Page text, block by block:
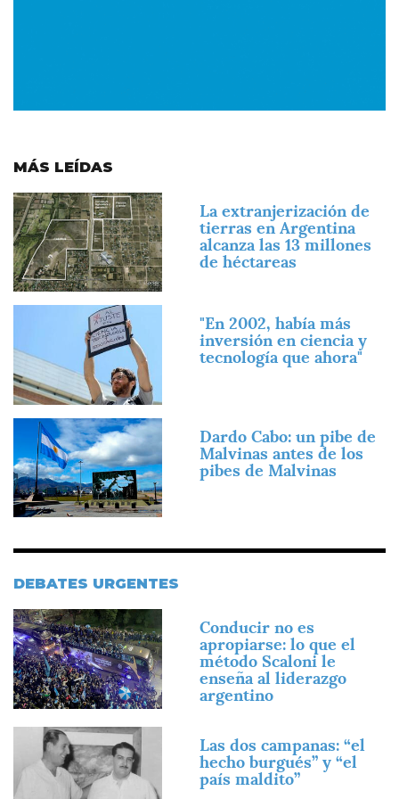
MÁS LEÍDAS
Imagen
La extranjerización de
tierras en Argentina
alcanza las 13 millones
de héctareas
"En 2002, había más
inversión en ciencia y
tecnología que ahora"
Imagen
Dardo Cabo: un pibe de
Malvinas antes de los
pibes de Malvinas
DEBATES URGENTES
Imagen
Conducir no es
apropiarse: lo que el
método Scaloni le
enseña al liderazgo
argentino
Imagen
Las dos campanas: “el
hecho burgués” y “el
país maldito”